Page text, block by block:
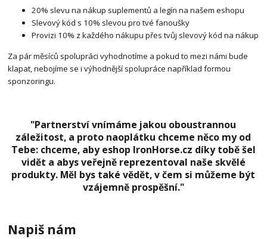
20% slevu na nákup suplementů a legín na našem eshopu
Slevový kód s 10% slevou pro tvé fanoušky
Provizi 10% z každého nákupu přes tvůj slevový kód na nákup
Za pár měsíců spolupráci vyhodnotíme a pokud to mezi námi bude
klapat, nebojíme se i výhodnější spolupráce například formou
sponzoringu.
"Partnerství vnímáme jakou oboustrannou
záležitost, a proto naoplátku chceme něco my od
Tebe: chceme, aby eshop IronHorse.cz díky tobě šel
vidět a abys veřejně reprezentoval naše skvělé
produkty. Měl bys také vědět, v čem si můžeme být
vzájemně prospěšní."
Napiš nám